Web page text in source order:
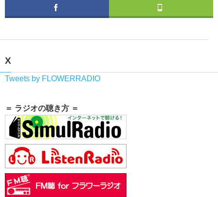
X
Tweets by FLOWERRADIO
＝ ラジオの聴き方 ＝